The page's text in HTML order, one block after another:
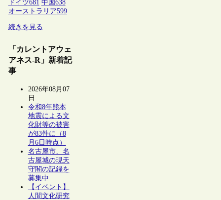
ドイツ681 中国 638
オーストラリア599
続きを見る
「カレントアウェ
アネス-R」新着記
事
2026年08月07
日
令和8年熊本
地震による文
化財等の被害
が83件に（8
月6日時点）
名古屋市、名
古屋城の現天
守閣の記録を
募集中
【イベント】
人間文化研究